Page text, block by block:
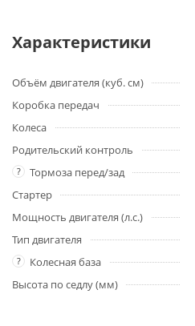
Характеристики
Объём двигателя (куб. см)
Коробка передач
Колеса
Родительский контроль
? Тормоза перед/зад
Стартер
Мощность двигателя (л.с.)
Тип двигателя
? Колесная база
Высота по седлу (мм)